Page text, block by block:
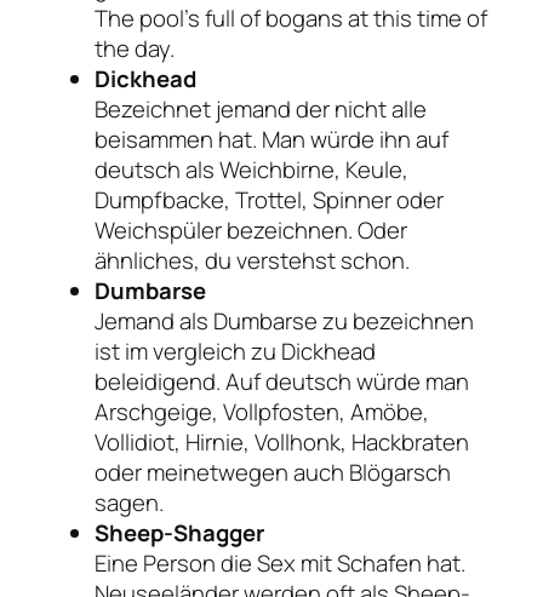
The pool’s full of bogans at this time of
the day.
Dickhead
Bezeichnet jemand der nicht alle
beisammen hat. Man würde ihn auf
deutsch als Weichbirne, Keule,
Dumpfbacke, Trottel, Spinner oder
Weichspüler bezeichnen. Oder
ähnliches, du verstehst schon.
Dumbarse
Jemand als Dumbarse zu bezeichnen
ist im vergleich zu Dickhead
beleidigend. Auf deutsch würde man
Arschgeige, Vollpfosten, Amöbe,
Vollidiot, Hirnie, Vollhonk, Hackbraten
oder meinetwegen auch Blögarsch
sagen.
Sheep-Shagger
Eine Person die Sex mit Schafen hat.